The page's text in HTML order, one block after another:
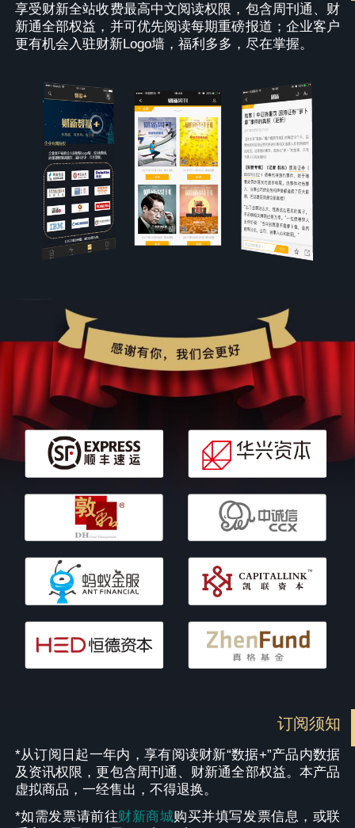
享受财新全站收费最高中文阅读权限，包含周刊通、财
新通全部权益，并可优先阅读每期重磅报道；企业客户
更有机会入驻财新Logo墙，福利多多，尽在掌握。
订阅须知
*从订阅日起一年内，享有阅读财新“数据+”产品内数据
及资讯权限，更包含周刊通、财新通全部权益。本产品
虚拟商品，一经售出，不得退换。
*如需发票请前往财新商城购买并填写发票信息，或联